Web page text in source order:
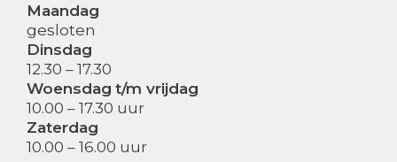
Maandag
gesloten
Dinsdag
12.30 – 17.30
Woensdag t/m vrijdag
10.00 – 17.30 uur
Zaterdag
10.00 – 16.00 uur